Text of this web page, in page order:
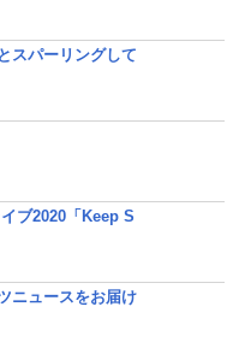
スパーリングして
ブ2020「Keep S
ニュースをお届け